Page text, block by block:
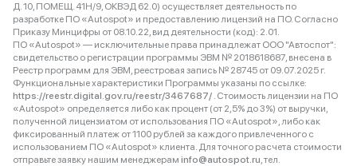
Д. 10, ПОМЕЩ. 41Н/9, ОКВЭД 62.0) осуществляет деятельность по
разработке ПО «Autospot» и предоставлению лицензий на ПО. Согласно
Приказу Минцифры от 08.10.22, вид деятельности (код): 2.01.
ПО «Autospot» — исключительные права принадлежат ООО "Автоспот":
свидетельство о регистрации программы ЭВМ № 2018618687, внесена в
Реестр программ для ЭВМ, реестровая запись № 28745 от 09.07.2025 г.
Функциональные характеристики Программы указаны по ссылке:
https://reestr.digital.gov.ru/reestr/3467687/ . Стоимость лицензии на ПО
«Autospot» определяется либо как процент (от 2,5% до 3%) от выручки,
полученной лицензиатом от использования ПО «Autospot», либо как
фиксированный платеж от 1100 рублей за каждого привлеченного с
использованием ПО «Autospot» клиента. Для точного расчета стоимости
отправьте заявку нашим менеджерам info@autospot.ru, тел.